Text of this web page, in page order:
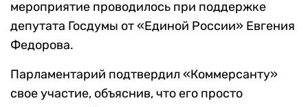
мероприятие проводилось при поддержке
депутата Госдумы от «Единой России» Евгения
Федорова.
Парламентарий подтвердил «Коммерсанту»
свое участие, объяснив, что его просто